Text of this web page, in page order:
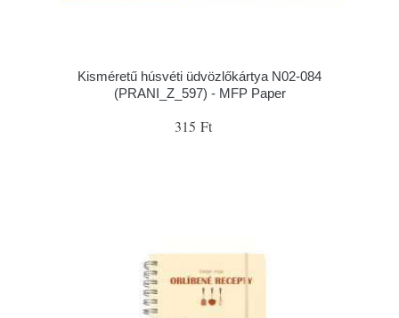
Kisméretű húsvéti üdvözlőkártya N02-084
(PRANI_Z_597) - MFP Paper
315 Ft